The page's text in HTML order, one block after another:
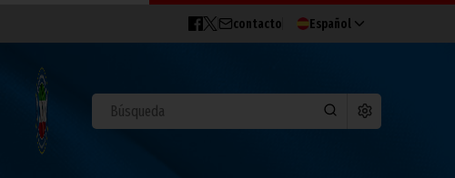
contacto Español